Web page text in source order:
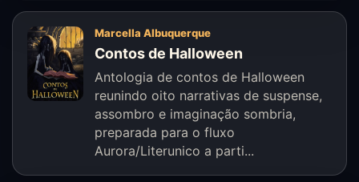
Marcella Albuquerque
Contos de Halloween
Antologia de contos de Halloween
reunindo oito narrativas de suspense,
assombro e imaginação sombria,
preparada para o fluxo
Aurora/Literunico a parti...